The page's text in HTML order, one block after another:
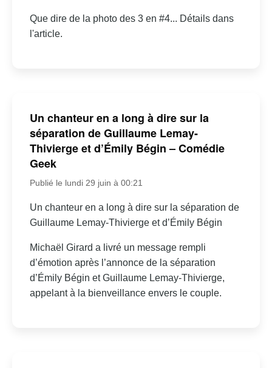
Que dire de la photo des 3 en #4... Détails dans
l'article.
Un chanteur en a long à dire sur la
séparation de Guillaume Lemay-
Thivierge et d’Émily Bégin – Comédie
Geek
Publié le lundi 29 juin à 00:21
Un chanteur en a long à dire sur la séparation de
Guillaume Lemay-Thivierge et d’Émily Bégin
Michaël Girard a livré un message rempli
d’émotion après l’annonce de la séparation
d’Émily Bégin et Guillaume Lemay-Thivierge,
appelant à la bienveillance envers le couple.